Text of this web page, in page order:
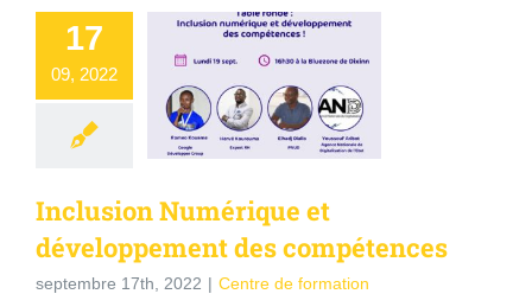
17
09, 2022
Inclusion Numérique et
développement des compétences
septembre 17th, 2022 | Centre de formation